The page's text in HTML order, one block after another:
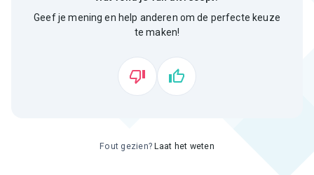
Geef je mening en help anderen om de perfecte keuze
te maken!
Fout gezien? Laat het weten